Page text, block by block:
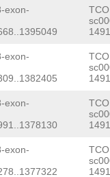
exon-
exon-
exon-
exon-